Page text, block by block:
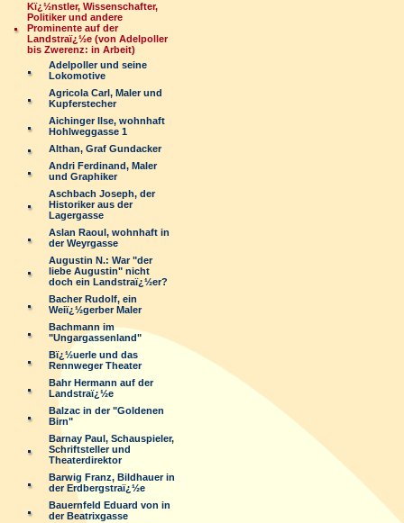
Kï¿½nstler, Wissenschafter,
Politiker und andere
Prominente auf der
Landstraï¿½e (von Adelpoller
bis Zwerenz: in Arbeit)
Adelpoller und seine
Lokomotive
Agricola Carl, Maler und
Kupferstecher
Aichinger Ilse, wohnhaft
Hohlweggasse 1
Althan, Graf Gundacker
Andri Ferdinand, Maler
und Graphiker
Aschbach Joseph, der
Historiker aus der
Lagergasse
Aslan Raoul, wohnhaft in
der Weyrgasse
Augustin N.: War "der
liebe Augustin" nicht
doch ein Landstraï¿½er?
Bacher Rudolf, ein
Weiï¿½gerber Maler
Bachmann im
"Ungargassenland"
Bï¿½uerle und das
Rennweger Theater
Bahr Hermann auf der
Landstraï¿½e
Balzac in der "Goldenen
Birn"
Barnay Paul, Schauspieler,
Schriftsteller und
Theaterdirektor
Barwig Franz, Bildhauer in
der Erdbergstraï¿½e
Bauernfeld Eduard von in
der Beatrixgasse